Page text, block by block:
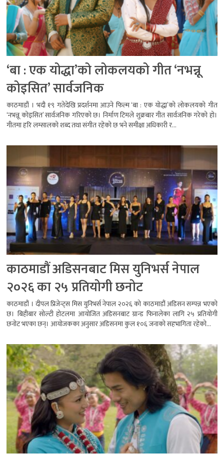
‘बा : एक योद्धा’को लोकलयको गीत ‘नभन्नू
कोइसित’ सार्वजनिक
काठमाडौं । भदौ १९ गतेदेखि प्रदर्शनमा आउने फिल्म ‘बा : एक योद्धा’को लोकलयको गीत
‘नभन्नू कोइसित’ सार्वजनिक गरिएको छ। निर्माण टिमले शुक्रबार गीत सार्वजनिक गरेको हो।
गीतमा हरि लम्सालको शब्द तथा संगीत रहेको छ भने समीक्षा अधिकारी र...
काठमाडौं अडिसनबाट मिस युनिभर्स नेपाल
२०२६ का २५ प्रतियोगी छनोट
काठमाडौं । दीपल प्रिजेन्ट्स मिस युनिभर्स नेपाल २०२६ को काठमाडौं अडिसन सम्पन्न भएको
छ। बिहीबार सोल्टी होटलमा आयोजित अडिसनबाट ग्रान्ड फिनालेका लागि २५ प्रतियोगी
छनोट भएका छन्। आयोजकका अनुसार अडिसनमा कुल १०६ जनाको सहभागिता रहेको...